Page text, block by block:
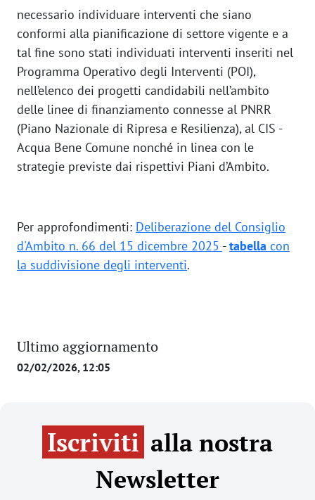
necessario individuare interventi che siano
conformi alla pianificazione di settore vigente e a
tal fine sono stati individuati interventi inseriti nel
Programma Operativo degli Interventi (POI),
nell’elenco dei progetti candidabili nell’ambito
delle linee di finanziamento connesse al PNRR
(Piano Nazionale di Ripresa e Resilienza), al CIS -
Acqua Bene Comune nonché in linea con le
strategie previste dai rispettivi Piani d’Ambito.
Per approfondimenti: Deliberazione del Consiglio
d'Ambito n. 66 del 15 dicembre 2025 -tabella con
la suddivisione degli interventi.
Ultimo aggiornamento
02/02/2026, 12:05
Iscriviti alla nostra
Newsletter